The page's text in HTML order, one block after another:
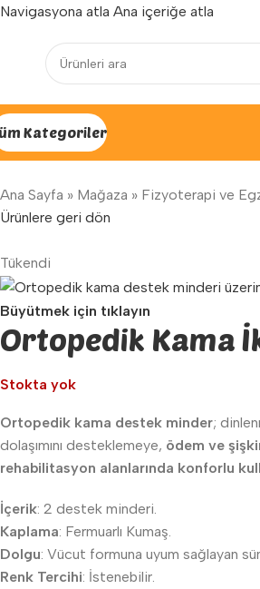
Navigasyona atla Ana içeriğe atla
Yenilenen arayüzümüz ile
Kategoriler
Ana Sayfa » Mağaza » Fizyoterapi ve
Ürünlere geri dön
Tükendi
Büyütmek için tıklayın
Ortopedik Kama
Stokta yok
Ortopedik kama destek minder;
dolaşımını desteklemeye, ödem ve
rehabilitasyon alanlarında konforlu
İçerik: 2 destek minderi.
Kaplama: Fermuarlı Kumaş.
Dolgu: Vücut formuna uyum sağlayan
Renk Tercihi: İstenebilir.